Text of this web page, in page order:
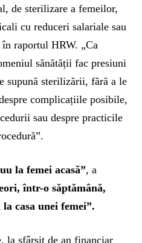
de sterilizare a femeilor,
cu reduceri salariale sau
raportul HRW. „Ca
sănătății fac presiuni
supună sterilizării, fără a le
complicațiile posibile,
sau despre practicile
la femei acasă”, a
într-o săptămână,
casa unei femei”.
la sfârșit de an financiar